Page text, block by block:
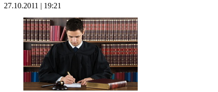
27.10.2011 | 19:21